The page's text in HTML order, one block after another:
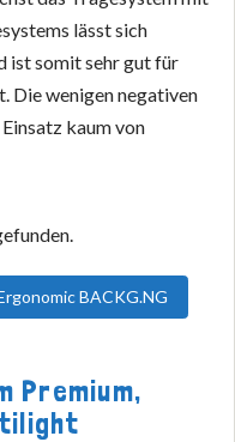
lässt sich
ist somit sehr gut für
Die wenigen negativen
kaum von
BACKG.NG
Premium,